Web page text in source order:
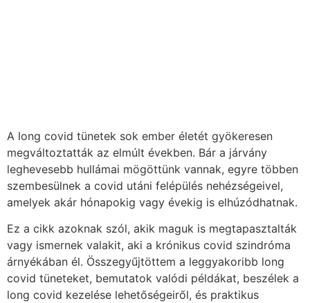
A long covid tünetek sok ember életét gyökeresen
megváltoztatták az elmúlt években. Bár a járvány
leghevesebb hullámai mögöttünk vannak, egyre többen
szembesülnek a covid utáni felépülés nehézségeivel,
amelyek akár hónapokig vagy évekig is elhúzódhatnak.
Ez a cikk azoknak szól, akik maguk is megtapasztalták
vagy ismernek valakit, aki a krónikus covid szindróma
árnyékában él. Összegyűjtöttem a leggyakoribb long
covid tüneteket, bemutatok valódi példákat, beszélek a
long covid kezelése lehetőségeiről, és praktikus